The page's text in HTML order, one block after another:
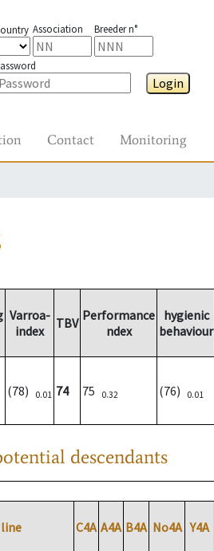
Association Breeder n°
Login
Contact Monitoring
Varroa-
index
TBV Performance
ndex
hygienic
behaviour
(78) 0.01 74 75 0.32 (76) 0.01
descendants
C4A A4A B4A No4A Y4A